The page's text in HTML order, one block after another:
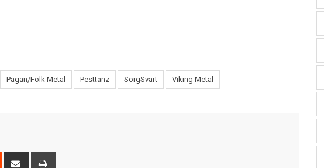
Pagan/Folk Metal Pesttanz SorgSvart Viking Metal